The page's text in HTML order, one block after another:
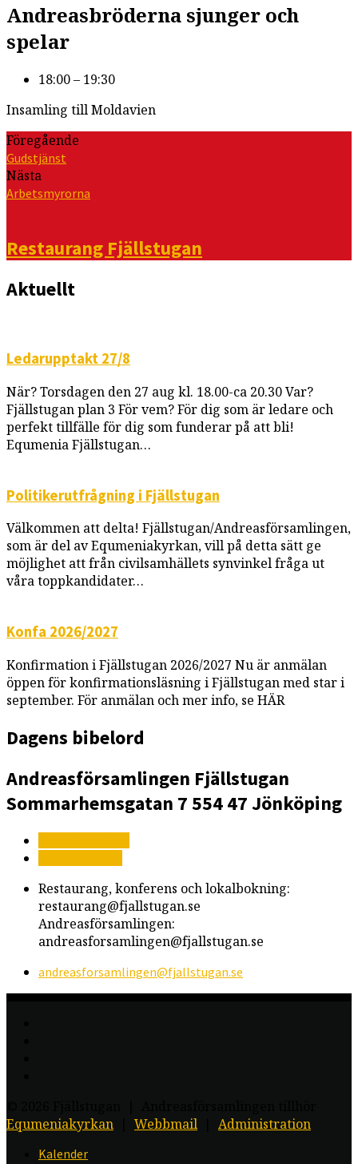
Andreasbröderna sjunger och
spelar
18:00 – 19:30
Insamling till Moldavien
Föregående
Gudstjänst
Nästa
Arbetsmyrorna
Restaurang Fjällstugan
Aktuellt
Ledarupptakt 27/8
När? Torsdagen den 27 aug kl. 18.00-ca 20.30 Var?
Fjällstugan plan 3 För vem? För dig som är ledare och
perfekt tillfälle för dig som funderar på att bli!
Equmenia Fjällstugan…
Politikerutfrågning i Fjällstugan
Välkommen att delta! Fjällstugan/Andreasförsamlingen,
som är del av Equmeniakyrkan, vill på detta sätt ge
möjlighet att från civilsamhällets synvinkel fråga ut
våra toppkandidater…
Konfa 2026/2027
Konfirmation i Fjällstugan 2026/2027 Nu är anmälan
öppen för konfirmationsläsning i Fjällstugan med star i
september. För anmälan och mer info, se HÄR
Dagens bibelord
Andreasförsamlingen Fjällstugan
Sommarhemsgatan 7554 47 Jönköping
Restaurang, konferens och lokalbokning:
restaurang@fjallstugan.se
Andreasförsamlingen:
andreasforsamlingen@fjallstugan.se
andreasforsamlingen​@fjallstugan.se
Equmeniakyrkan
Webbmail Administration
Kalender